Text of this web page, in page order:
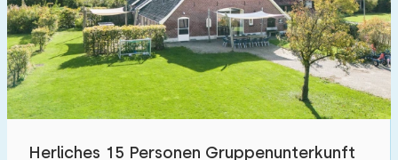
Herliches 15 Personen Gruppenunterkunft